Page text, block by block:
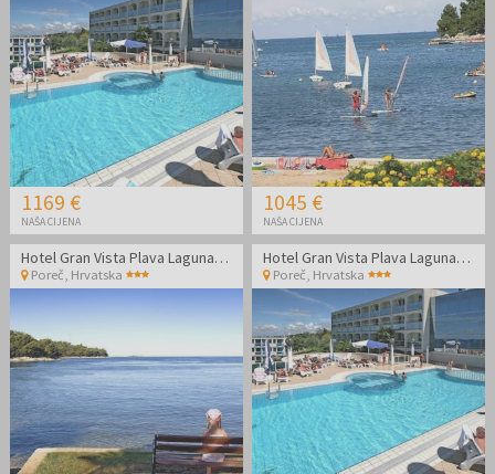
1169 €
NAŠA CIJENA
1045 €
NAŠA CIJENA
Hotel Gran Vista Plava Laguna - Ljeto u Poreču
Poreč, Hrvatska
Hotel Gran Vista Plava Laguna - Ljeto u Poreču
Poreč, Hrvatska